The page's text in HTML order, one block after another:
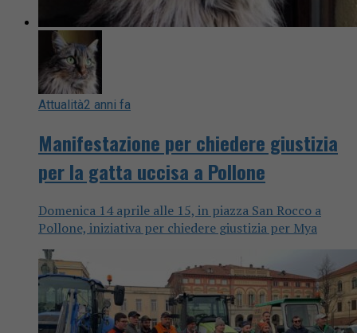
Attualità2 anni fa
Manifestazione per chiedere giustizia
per la gatta uccisa a Pollone
Domenica 14 aprile alle 15, in piazza San Rocco a
Pollone, iniziativa per chiedere giustizia per Mya